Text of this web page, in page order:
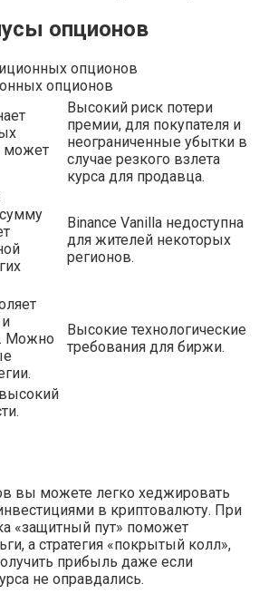
опционов
опционов
опционов
может
Высокий риск потери
премии, для покупателя и
неограниченные убытки в
случае резкого взлета
курса для продавца.
Binance Vanilla недоступна
для жителей некоторых
регионов.
Можно
Высокие технологические
требования для биржи.
вы можете легко хеджировать
в криптовалюту. При
«защитный пут» поможет
а стратегия «покрытый колл»,
прибыль даже если
не оправдались.